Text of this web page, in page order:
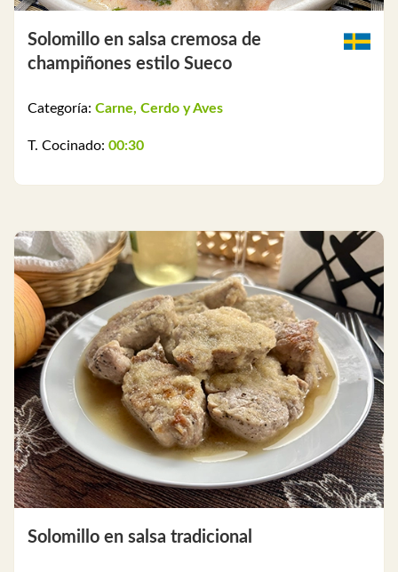
Solomillo en salsa cremosa de
champiñones estilo Sueco
Categoría: Carne, Cerdo y Aves
T. Cocinado: 00:30
Solomillo en salsa tradicional